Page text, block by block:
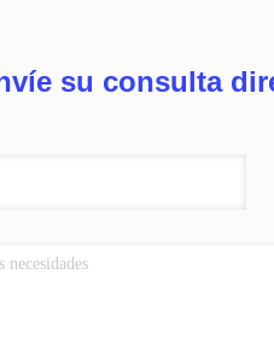
su consulta